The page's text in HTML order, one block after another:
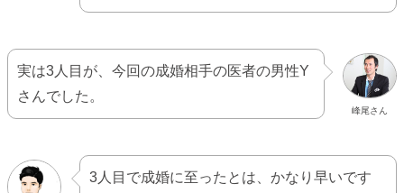
峰尾さん
実は3人目が、今回の成婚相手の医者の男性Y
さんでした。
3人目で成婚に至ったとは、かなり早いです